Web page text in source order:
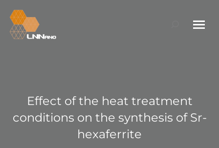
Search:
Effect of the heat treatment
conditions on the synthesis of Sr-
hexaferrite